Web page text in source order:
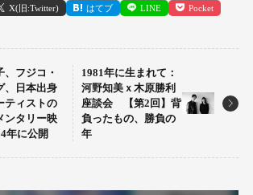
X(旧:Twitter) はてブ LINE Pocket
、フジコ・
、日本出身
ティストの
ンタリー映
年に公開
1981年に生まれて：
河野知美ｘ木原勝利
座談会 【第2回】背
負ったもの、勝負の
年